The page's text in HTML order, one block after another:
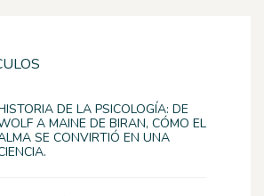
DE LA PSICOLOGÍA: DE
A MAINE DE BIRAN, CÓMO EL
SE CONVIRTIÓ EN UNA